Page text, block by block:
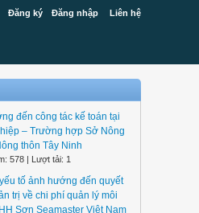
Đăng ký Đăng nhập Liên hệ
đến công tác kế toán tại
– Trường hợp Sở Nông
thôn Tây Ninh
578 | Lượt tải: 1
tố ảnh hướng đến quyết
trị về chi phí quản lý môi
Sơn Seamaster Việt Nam